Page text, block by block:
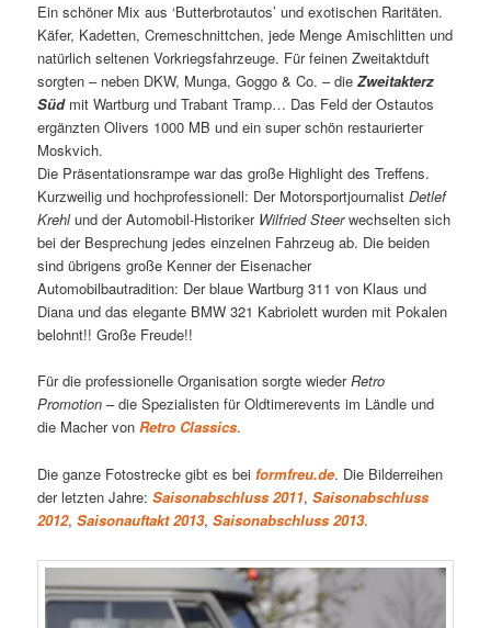
Ein schöner Mix aus ‘Butterbrotautos’ und exotischen Raritäten.
Käfer, Kadetten, Cremeschnittchen, jede Menge Amischlitten und
natürlich seltenen Vorkriegsfahrzeuge. Für feinen Zweitaktduft
sorgten – neben DKW, Munga, Goggo & Co. – dieZweitakterz
Südmit Wartburg und Trabant Tramp… Das Feld der Ostautos
ergänzten Olivers 1000 MB und ein super schön restaurierter
Moskvich.
Die Präsentationsrampe war das große Highlight des Treffens.
Kurzweilig und hochprofessionell: Der MotorsportjournalistDetlef
Krehlund der Automobil-Historiker Wilfried Steerwechselten sich
bei der Besprechung jedes einzelnen Fahrzeug ab. Die beiden
sind übrigens große Kenner der Eisenacher
Automobilbautradition: Der blaue Wartburg 311 von Klaus und
Diana und das elegante BMW 321 Kabriolett wurden mit Pokalen
belohnt!! Große Freude!!
Für die professionelle Organisation sorgte wiederRetro
Promotion– die Spezialisten für Oldtimerevents im Ländle und
die Macher vonRetro Classics.
Die ganze Fotostrecke gibt es bei formfreu.de. Die Bilderreihen
der letzten Jahre:Saisonabschluss 2011,Saisonabschluss
2012,Saisonauftakt 2013,Saisonabschluss 2013.